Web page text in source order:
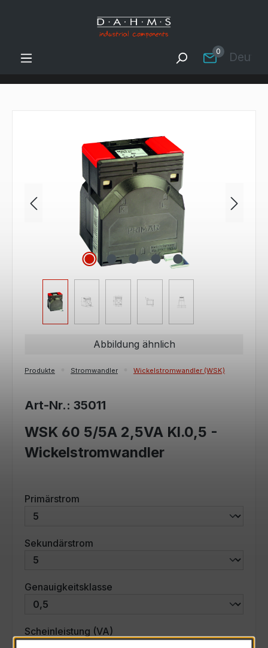
Zum Hauptinhalt springen
0
Bildergalerie überspringen
Abbildung ähnlich
Produkte Stromwandler Wickelstromwandler (WSK)
Art-Nr.: 35011
WSK 60 5/5A 2,5VA Kl.0,5 -
Wickelstromwandler
Primärstrom
Sekundärstrom
Genauigkeitsklasse
Scheinleistung (VA)